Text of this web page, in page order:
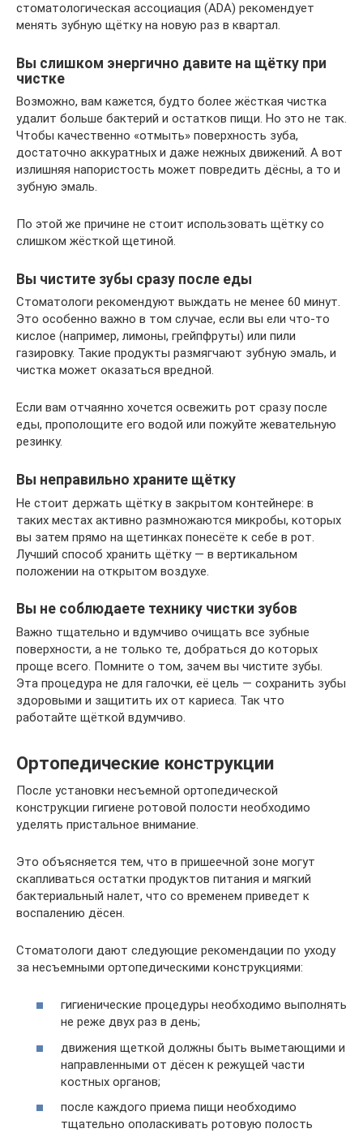
стоматологическая ассоциация (ADA) рекомендует
менять зубную щётку на новую раз в квартал.
Вы слишком энергично давите на щётку при
чистке
Возможно, вам кажется, будто более жёсткая чистка
удалит больше бактерий и остатков пищи. Но это не так.
Чтобы качественно «отмыть» поверхность зуба,
достаточно аккуратных и даже нежных движений. А вот
излишняя напористость может повредить дёсны, а то и
зубную эмаль.
По этой же причине не стоит использовать щётку со
слишком жёсткой щетиной.
Вы чистите зубы сразу после еды
Стоматологи рекомендуют выждать не менее 60 минут.
Это особенно важно в том случае, если вы ели что-то
кислое (например, лимоны, грейпфруты) или пили
газировку. Такие продукты размягчают зубную эмаль, и
чистка может оказаться вредной.
Если вам отчаянно хочется освежить рот сразу после
еды, прополощите его водой или пожуйте жевательную
резинку.
Вы неправильно храните щётку
Не стоит держать щётку в закрытом контейнере: в
таких местах активно размножаются микробы, которых
вы затем прямо на щетинках понесёте к себе в рот.
Лучший способ хранить щётку — в вертикальном
положении на открытом воздухе.
Вы не соблюдаете технику чистки зубов
Важно тщательно и вдумчиво очищать все зубные
поверхности, а не только те, добраться до которых
проще всего. Помните о том, зачем вы чистите зубы.
Эта процедура не для галочки, её цель — сохранить зубы
здоровыми и защитить их от кариеса. Так что
работайте щёткой вдумчиво.
Ортопедические конструкции
После установки несъемной ортопедической
конструкции гигиене ротовой полости необходимо
уделять пристальное внимание.
Это объясняется тем, что в пришеечной зоне могут
скапливаться остатки продуктов питания и мягкий
бактериальный налет, что со временем приведет к
воспалению дёсен.
Стоматологи дают следующие рекомендации по уходу
за несъемными ортопедическими конструкциями:
гигиенические процедуры необходимо выполнять
не реже двух раз в день;
движения щеткой должны быть выметающими и
направленными от дёсен к режущей части
костных органов;
после каждого приема пищи необходимо
тщательно ополаскивать ротовую полость